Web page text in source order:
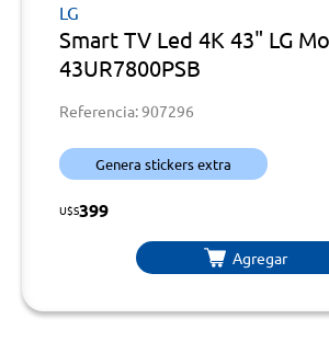
LG
Smart TV Led 4K 43" LG
43UR7800PSB
Referencia: 907296
Genera stickers extra
U$S399
Agregar